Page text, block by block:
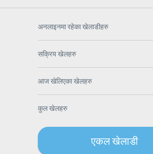
अनलाइनमा रहेका खेलाडीहरु
सक्रिय खेलहरु
आज खेलिएका खेलहरु
कुल खेलहरु
एकल खेलाडी